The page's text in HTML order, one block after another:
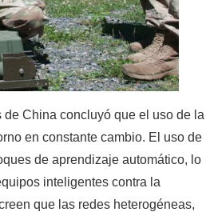
China concluyó que el uso de la
en constante cambio. El uso de
de aprendizaje automático, lo
inteligentes contra la
que las redes heterogéneas,